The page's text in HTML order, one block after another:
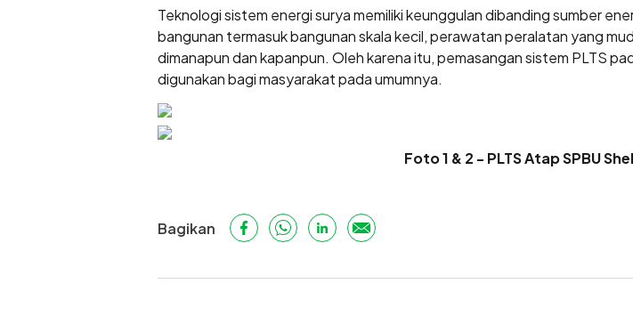
Teknologi sistem energi surya memiliki keunggulan dibanding sumber
bangunan termasuk bangunan skala kecil, perawatan peralatan yang
dimanapun dan kapanpun. Oleh karena itu, pemasangan sistem PLTS
digunakan bagi masyarakat pada umumnya.
Foto 1 & 2 - PLTS Atap SPBU
Bagikan